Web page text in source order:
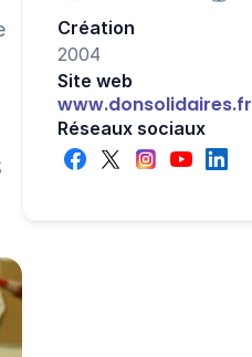
Création
2004
Site web
www.donsolidaires.fr
Réseaux sociaux